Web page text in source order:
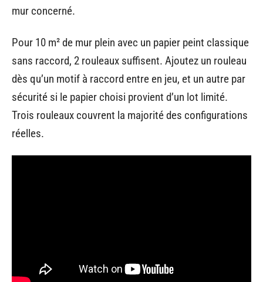
mur concerné.
Pour 10 m² de mur plein avec un papier peint classique
sans raccord, 2 rouleaux suffisent. Ajoutez un rouleau
dès qu’un motif à raccord entre en jeu, et un autre par
sécurité si le papier choisi provient d’un lot limité.
Trois rouleaux couvrent la majorité des configurations
réelles.